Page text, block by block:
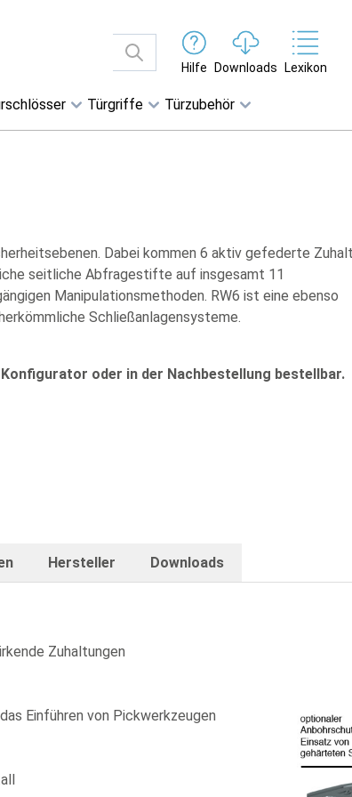
Hilfe
Downloads Lexikon
Türgriffe Türzubehör
Dabei kommen 6 aktiv gefederte
seitliche Abfragestifte auf insgesamt 11
Manipulationsmethoden. RW6 ist eine ebenso
Schließanlagensysteme.
oder in der Nachbestellung bestellbar.
Hersteller Downloads
Zuhaltungen
Einführen von Pickwerkzeugen